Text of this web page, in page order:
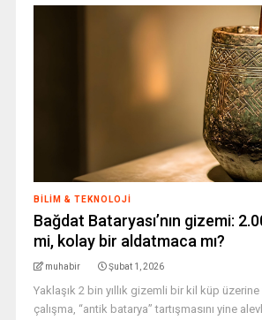
BILIM & TEKNOLOJI
Bağdat Bataryası’nın gizemi:
mi, kolay bir aldatmaca mı?
muhabir Şubat 1, 2026
Yaklaşık 2 bin yıllık gizemli bir kil küp üzerine
çalışma, “antik batarya” tartışmasını yine